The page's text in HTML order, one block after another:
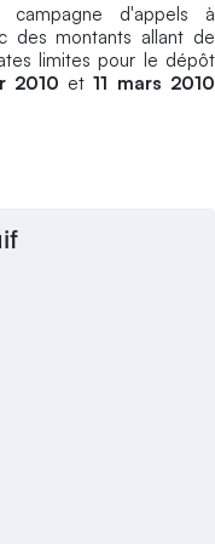
campagne d'appels à
des montants allant de
limites pour le dépôt
2010 et11 mars 2010